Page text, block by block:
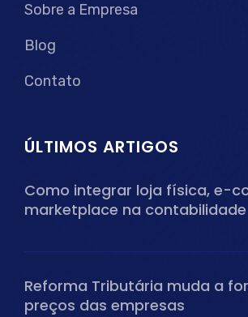
Sobre a Empresa
Blog
Contato
ÚLTIMOS ARTIGOS
Como integrar loja física, e-
marketplace na contabilidade
Reforma Tributária muda a
preços das empresas